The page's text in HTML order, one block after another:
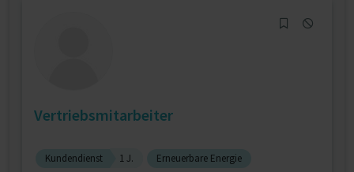
Vertriebsmitarbeiter
Kundendienst 1 J.
Erneuerbare Energie